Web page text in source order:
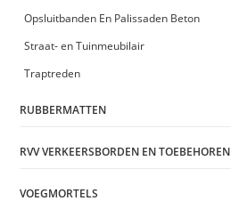
Opsluitbanden En Palissaden Beton
Straat- en Tuinmeubilair
Traptreden
RUBBERMATTEN
RVV VERKEERSBORDEN EN TOEBEHOREN
VOEGMORTELS